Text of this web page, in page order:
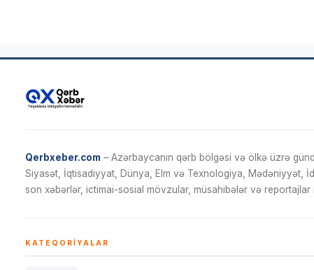
Qerbxeber.com – Azərbaycanın qərb bölgəsi və ölkə üzrə
Siyasət, İqtisadiyyat, Dünya, Elm və Texnologiya, Mədəniyyət,
son xəbərlər, ictimai-sosial mövzular, müsahibələr və reportajlar
KATEQORIYALAR